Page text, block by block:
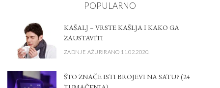
POPULARNO
KAŠALJ – VRSTE KAŠLJA I KAKO GA
ZAUSTAVITI
ZADNJE AŽURIRANO 11.02.2020.
ŠTO ZNAČE ISTI BROJEVI NA SATU? (24